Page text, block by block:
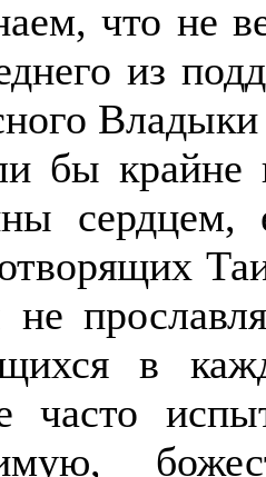
что не
из
бы крайне
в